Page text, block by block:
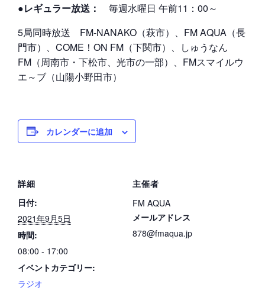
●レギュラー放送：
毎週水曜日 午前11：00～
5局同時放送 FM-NANAKO（萩市）、FM AQUA（長
門市）、COME！ON FM（下関市）、しゅうなん
FM（周南市・下松市、光市の一部）、FMスマイルウ
エ～ブ（山陽小野田市）
カレンダーに追加
詳細
日付:
2021年9月5日
時間:
08:00 - 17:00
イベントカテゴリー:
ラジオ
主催者
FM AQUA
メールアドレス
878@fmaqua.jp